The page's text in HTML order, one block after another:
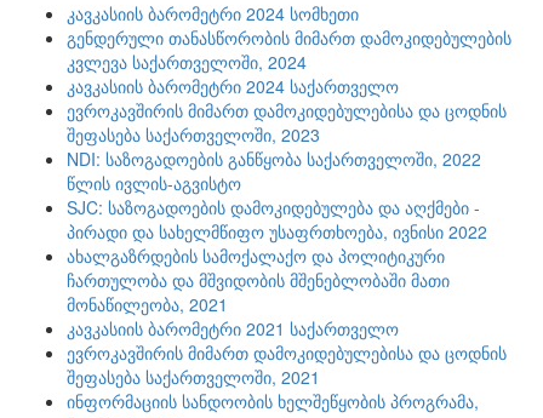
კავკასიის ბარომეტრი 2024 სომხეთი
გენდერული თანასწორობის მიმართ დამოკიდებულების
კვლევა საქართველოში, 2024
კავკასიის ბარომეტრი 2024 საქართველო
ევროკავშირის მიმართ დამოკიდებულებისა და ცოდნის
შეფასება საქართველოში, 2023
NDI: საზოგადოების განწყობა საქართველოში, 2022
წლის ივლის-აგვისტო
SJC: საზოგადოების დამოკიდებულება და აღქმები -
პირადი და სახელმწიფო უსაფრთხოება, ივნისი 2022
ახალგაზრდების სამოქალაქო და პოლიტიკური
ჩართულობა და მშვიდობის მშენებლობაში მათი
მონაწილეობა, 2021
კავკასიის ბარომეტრი 2021 საქართველო
ევროკავშირის მიმართ დამოკიდებულებისა და ცოდნის
შეფასება საქართველოში, 2021
ინფორმაციის სანდოობის ხელშეწყობის პროგრამა,